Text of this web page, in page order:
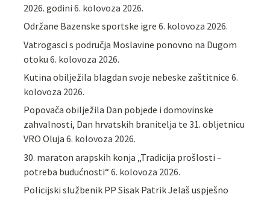
2026. godini 6. kolovoza 2026.
Održane Bazenske sportske igre 6. kolovoza 2026.
Vatrogasci s područja Moslavine ponovno na Dugom
otoku 6. kolovoza 2026.
Kutina obilježila blagdan svoje nebeske zaštitnice 6.
kolovoza 2026.
Popovača obilježila Dan pobjede i domovinske
zahvalnosti, Dan hrvatskih branitelja te 31. obljetnicu
VRO Oluja 6. kolovoza 2026.
30. maraton arapskih konja „Tradicija prošlosti –
potreba budućnosti“ 6. kolovoza 2026.
Policijski službenik PP Sisak Patrik Jelaš uspješno